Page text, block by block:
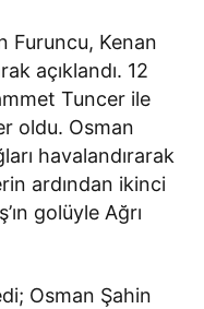
Furuncu, Kenan
açıklandı. 12
Tuncer ile
oldu. Osman
havalandırarak
ardından ikinci
golüyle Ağrı
Osman Şahin